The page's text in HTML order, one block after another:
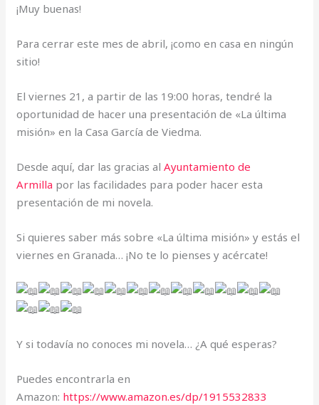
¡Muy buenas!
Para cerrar este mes de abril, ¡como en casa en ningún
sitio!
El viernes 21, a partir de las 19:00 horas, tendré la
oportunidad de hacer una presentación de «La última
misión» en la Casa García de Viedma.
Desde aquí, dar las gracias alAyuntamiento de
Armilla por las facilidades para poder hacer esta
presentación de mi novela.
Si quieres saber más sobre «La última misión» y estás el
viernes en Granada… ¡No te lo pienses y acércate!
Y si todavía no conoces mi novela… ¿A qué esperas?
Puedes encontrarla en
Amazon: https://www.amazon.es/dp/1915532833